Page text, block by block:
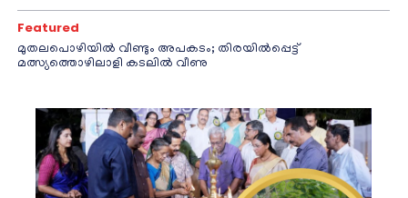
Featured
മുതലപൊഴിയിൽ വീണ്ടും അപകടം; തിരയിൽപ്പെട്ട്
മത്സ്യത്തൊഴിലാളി കടലിൽ വീണു